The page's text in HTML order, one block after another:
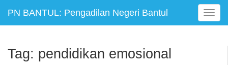
PN BANTUL: Pengadilan Negeri Bantul
T
o
Tag: pendidikan emosional